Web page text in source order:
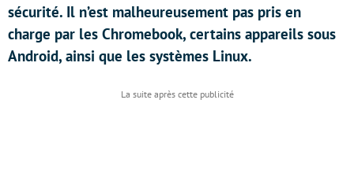
sécurité. Il n’est malheureusement pas pris en
charge par les Chromebook, certains appareils sous
Android, ainsi que les systèmes Linux.